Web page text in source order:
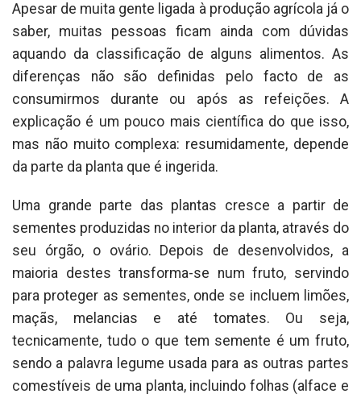
Apesar de muita gente ligada à produção agrícola já o
saber, muitas pessoas ficam ainda com dúvidas
aquando da classificação de alguns alimentos. As
diferenças não são definidas pelo facto de as
consumirmos durante ou após as refeições. A
explicação é um pouco mais científica do que isso,
mas não muito complexa: resumidamente, depende
da parte da planta que é ingerida.
Uma grande parte das plantas cresce a partir de
sementes produzidas no interior da planta, através do
seu órgão, o ovário. Depois de desenvolvidos, a
maioria destes transforma-se num fruto, servindo
para proteger as sementes, onde se incluem limões,
maçãs, melancias e até tomates. Ou seja,
tecnicamente, tudo o que tem semente é um fruto,
sendo a palavra legume usada para as outras partes
comestíveis de uma planta, incluindo folhas (alface e